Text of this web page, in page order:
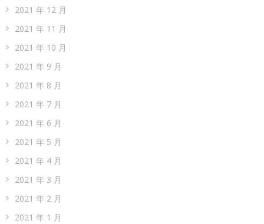
2021 年 12 月
2021 年 11 月
2021 年 10 月
2021 年 9 月
2021 年 8 月
2021 年 7 月
2021 年 6 月
2021 年 5 月
2021 年 4 月
2021 年 3 月
2021 年 2 月
2021 年 1 月